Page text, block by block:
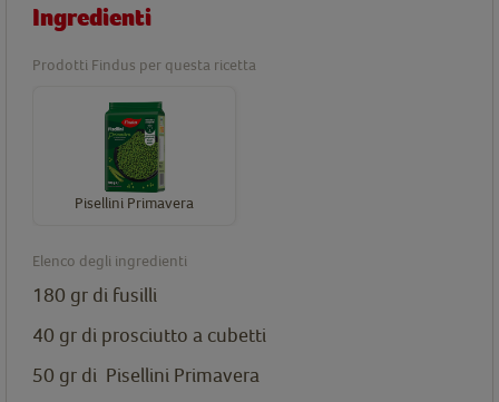
Ingredienti
Prodotti Findus per questa ricetta
Pisellini Primavera
Elenco degli ingredienti
180 gr di fusilli
40 gr di prosciutto a cubetti
50 gr di Pisellini Primavera